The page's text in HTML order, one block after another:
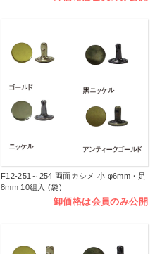
F12-251～254 両面カシメ 小 φ6mm・足
8mm 10組入 (袋)
卸価格は会員のみ公開